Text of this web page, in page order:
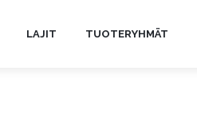
LAJIT TUOTERYHMÄT